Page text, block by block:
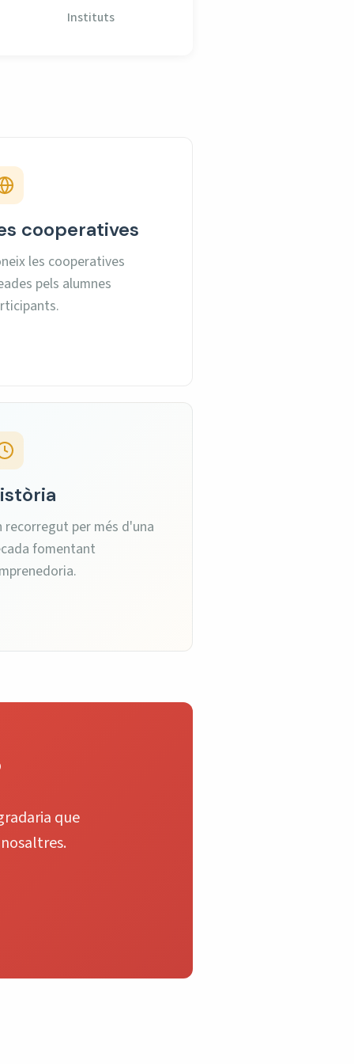
Instituts
cooperatives
les cooperatives
pels alumnes
recorregut per més d'una
fomentant
que